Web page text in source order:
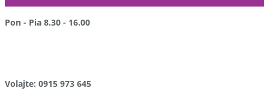
Pon - Pia 8.30 - 16.00
Volajte: 0915 973 645